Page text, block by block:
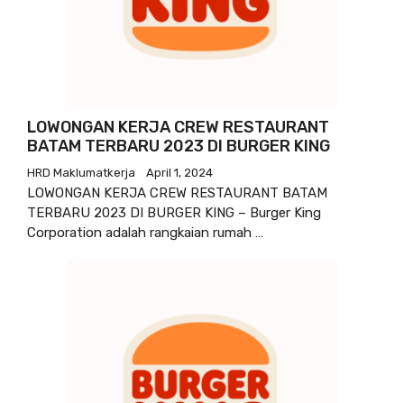
LOWONGAN KERJA CREW RESTAURANT
BATAM TERBARU 2023 DI BURGER KING
HRD Maklumatkerja April 1, 2024
LOWONGAN KERJA CREW RESTAURANT BATAM
TERBARU 2023 DI BURGER KING – Burger King
Corporation adalah rangkaian rumah …